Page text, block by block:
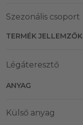
Szezonális csoport
TERMÉK JELLEMZŐK
Légáteresztő
ANYAG
Külső anyag